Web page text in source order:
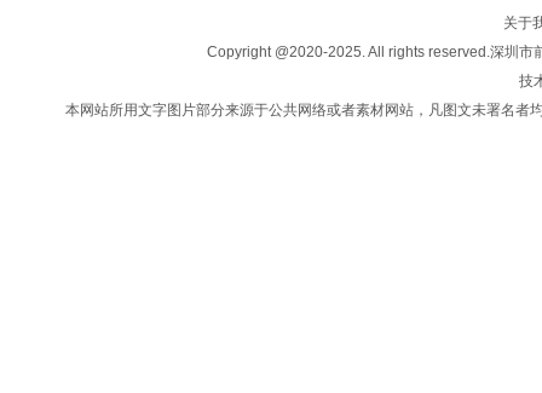
法律咨询
联系我们
关于
Copyright @2020-2025. All rights reserved.深圳
技
本网站所用文字图片部分来源于公共网络或者素材网站，凡图文未署名